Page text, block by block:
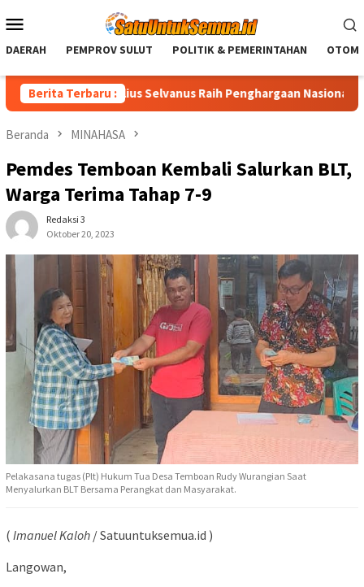
ke
Mobile
DAERAH PEMPROV SULUT POLITIK & PEMERINTAHAN
Berita Terbaru :
Sulut Yulius Selvanus Raih Penghargaan Nasional LPM RI
Beranda MINAHASA
Pemdes Temboan Kembali Salurkan BLT,
Warga Terima Tahap 7-9
Redaksi 3
Oktober 20, 2023
Pelakasana tugas (Plt) Hukum Tua Desa Temboan Rudy Wurangian Saat
Menyalurkan BLT Bersama Perangkat dan Masyarakat.
( Imanuel Kaloh / Satuuntuksemua.id )
Langowan,